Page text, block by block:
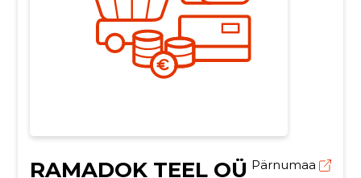
RAMADOK TEEL OÜ Pärnumaa